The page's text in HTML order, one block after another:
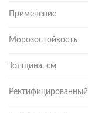
Применение
Морозостойкость
Толщина, см
Ректифицированный